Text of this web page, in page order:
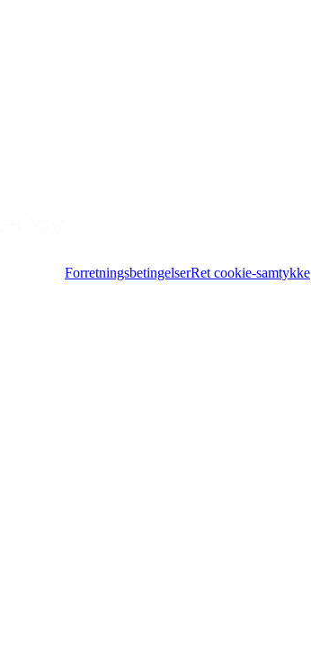
ForretningsbetingelserRet cookie-samtykke